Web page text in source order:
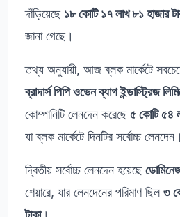
দাঁড়িয়েছে ১৮ কোটি ১৭ লাখ ৮১ হাজার
জানা গেছে।
তথ্য অনুযায়ী, আজ ব্লক মার্কেটে
ব্রাদার্স পিপি ওভেন ব্যাগ ইন্ডাস্ট্রিজ
কোম্পানিটি লেনদেন করেছে ৫ কোটি ৫৪
যা ব্লক মার্কেটে দিনটির সর্বোচ্চ লেনদেন।
দ্বিতীয় সর্বোচ্চ লেনদেন হয়েছে
শেয়ারে, যার লেনদেনের পরিমাণ ছিল৩